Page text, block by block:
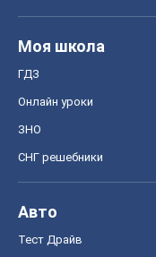
Моя школа
ГДЗ
Онлайн уроки
ЗНО
СНГ решебники
Авто
Тест Драйв